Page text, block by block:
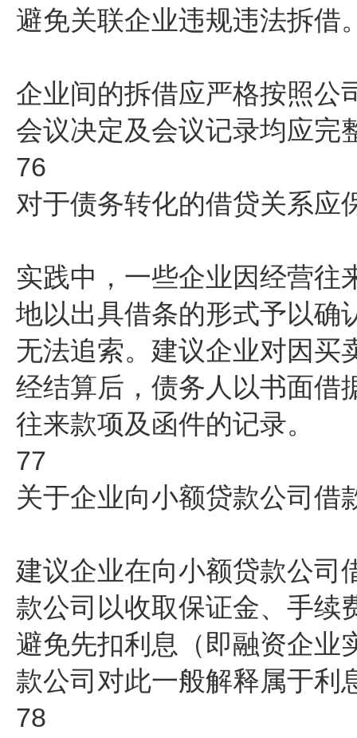
避免关联企业违规违法拆借
企业间的拆借应严格按照公
会议决定及会议记录均应完
76
对于债务转化的借贷关系应
实践中，一些企业因经营往
地以出具借条的形式予以确
无法追索。建议企业对因买
经结算后，债务人以书面借
往来款项及函件的记录。
77
关于企业向小额贷款公司借
建议企业在向小额贷款公司
款公司以收取保证金、手续
避免先扣利息（即融资企业
款公司对此一般解释属于利
78